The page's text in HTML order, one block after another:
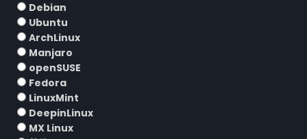
Debian
Ubuntu
ArchLinux
Manjaro
openSUSE
Fedora
LinuxMint
DeepinLinux
MX Linux